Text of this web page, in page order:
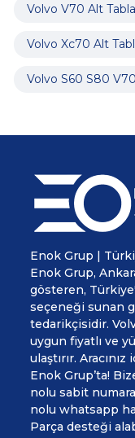
Volvo V70 Alt
Volvo Xc70 Alt
Volvo S60 S80
Enok Grup |
Enok Grup,
gösteren,
seçeneği sunan
tedarikçisidir.
uygun fiyatlı ve
ulaştırır.
Enok Grup’ta!
nolu sabit
nolu whatsapp
Parça desteği